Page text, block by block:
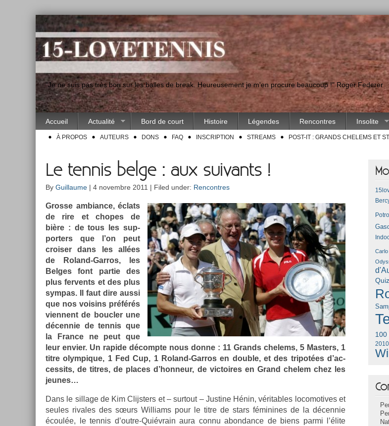
"Je ne suis pas très bon sur les balles de break. Heureusement je m'en procure beaucoup !" Roger Federer
Accueil Actualité Bord de court Histoire Légendes Rencontres Insolite
À PROPOS AUTEURS DONS FAQ INSCRIPTION STREAMS POST-IT : GRANDS CHELEMS ET
Le tennis belge : aux suivants !
By Guillaume | 4 novembre 2011 | Filed under: Rencontres
Gros­se am­bian­ce, éclats
de rire et chopes de
bière : de tous les sup­
port­ers que l’on peut
crois­er dans les allées
de Roland-Garros, les
Be­lges font par­tie des
plus fer­vents et des plus
sym­pas. Il faut dire aussi
que nos voisins préférés
vien­nent de boucl­er une
décen­nie de ten­nis que
la Fran­ce ne peut que
leur en­vi­er. Un rapide décompte nous donne : 11 Grands chelems, 5 Mast­ers, 1
titre olym­pique, 1 Fed Cup, 1 Roland-Garros en doub­le, et des tri­pot­ées d’ac­
cessits, de tit­res, de places d’hon­neur, de vic­toires en Grand chelem chez les
jeunes…
Dans le sil­lage de Kim Clijst­ers et – sur­tout – Just­ine Hénin, vérit­ables loc­omotives et
seules rivales des sœurs Wil­liams pour le titre de stars féminines de la décen­nie
écoulée, le ten­nis d’outre-Quiévrain aura connu ab­on­dance de biens parmi l’élite
Potro
Carlo
100
2010